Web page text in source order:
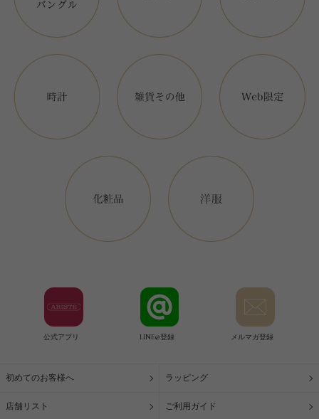
公式アプリ LINE@登録 メルマガ登録
初めてのお客様へ ラッピング
店舗リスト ご利用ガイド